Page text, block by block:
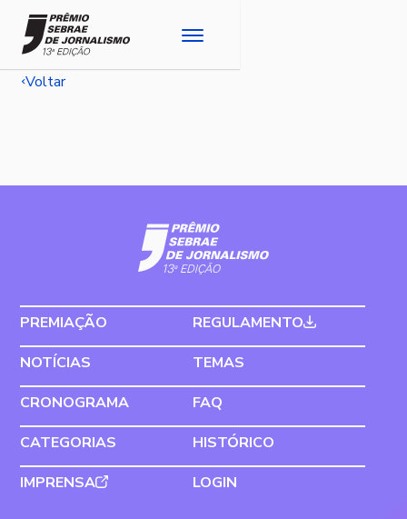
Voltar
PREMIAÇÃO
REGULAMENTO
NOTÍCIAS
TEMAS
CRONOGRAMA
FAQ
CATEGORIAS
HISTÓRICO
IMPRENSA
LOGIN